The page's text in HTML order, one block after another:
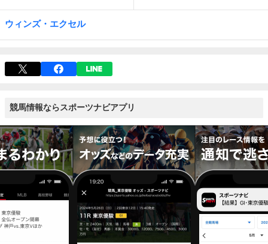
ウィンズ・エクセル
競馬情報ならスポーツナビアプリ